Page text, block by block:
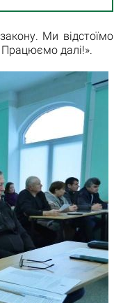
Ми відстоїмо
далі!».